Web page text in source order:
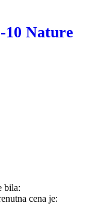
10 Nature
bila:
cena je: